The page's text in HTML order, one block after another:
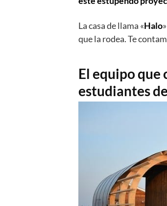
Hoy nos hemos
La casa de llama «Halo
que la rodea. Te